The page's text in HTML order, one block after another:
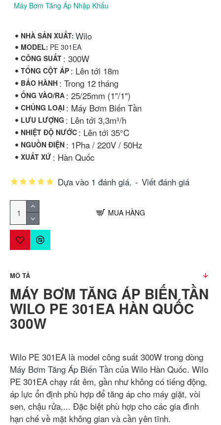
Máy Bơm Tăng Áp Nhập Khẩu
NHÀ SẢN XUẤT: Wilo
MODEL: PE 301EA
CÔNG SUẤT : 300W
TỔNG CỘT ÁP : Lên tới 18m
BẢO HÀNH : Trong 12 tháng
ỐNG VÀO/RA : 25/25mm (1"/1")
CHỦNG LOẠI : Máy Bơm Biến Tần
LƯU LƯỢNG : Lên tới 3,3m³/h
NHIỆT ĐỘ NƯỚC : Lên tới 35°C
NGUỒN ĐIỆN : 1Pha / 220V / 50Hz
XUẤT XỨ : Hàn Quốc
Dựa vào 1 đánh giá. - Viết đánh giá
MUA HÀNG
MÔ TẢ
MÁY BƠM TĂNG ÁP BIẾN TẦN
WILO PE 301EA HÀN QUỐC
300W
Wilo PE 301EA là model công suất 300W trong dòng
Máy Bơm Tăng Áp Biến Tần của Wilo Hàn Quốc. Wilo
PE 301EA chạy rất êm, gần như không có tiếng động,
áp lực ổn định phù hợp để tăng áp cho máy giặt, vòi
sen, chậu rửa,... Đặc biệt phù hợp cho các gia đình
hạn chế về mặt không gian và cần yên tĩnh.